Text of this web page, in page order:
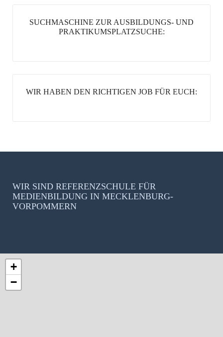
SUCHMASCHINE ZUR AUSBILDUNGS- UND
PRAKTIKUMSPLATZSUCHE:
WIR HABEN DEN RICHTIGEN JOB FÜR EUCH:
WIR SIND REFERENZSCHULE FÜR
MEDIENBILDUNG IN MECKLENBURG-
VORPOMMERN
+
−